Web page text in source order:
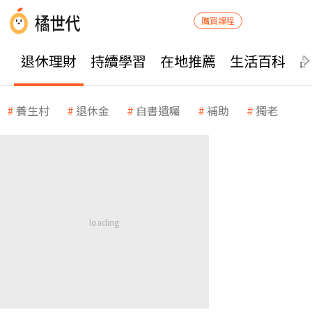
購買課程
退休理財 持續學習 在地推薦 生活百科
養生村 退休金 自書遺囑 補助 獨老